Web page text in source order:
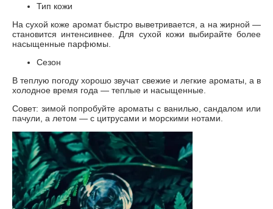
Тип кожи
На сухой коже аромат быстро выветривается, а на жирной —
становится интенсивнее. Для сухой кожи выбирайте более
насыщенные парфюмы.
Сезон
В теплую погоду хорошо звучат свежие и легкие ароматы, а в
холодное время года — теплые и насыщенные.
Совет: зимой попробуйте ароматы с ванилью, сандалом или
пачули, а летом — с цитрусами и морскими нотами.